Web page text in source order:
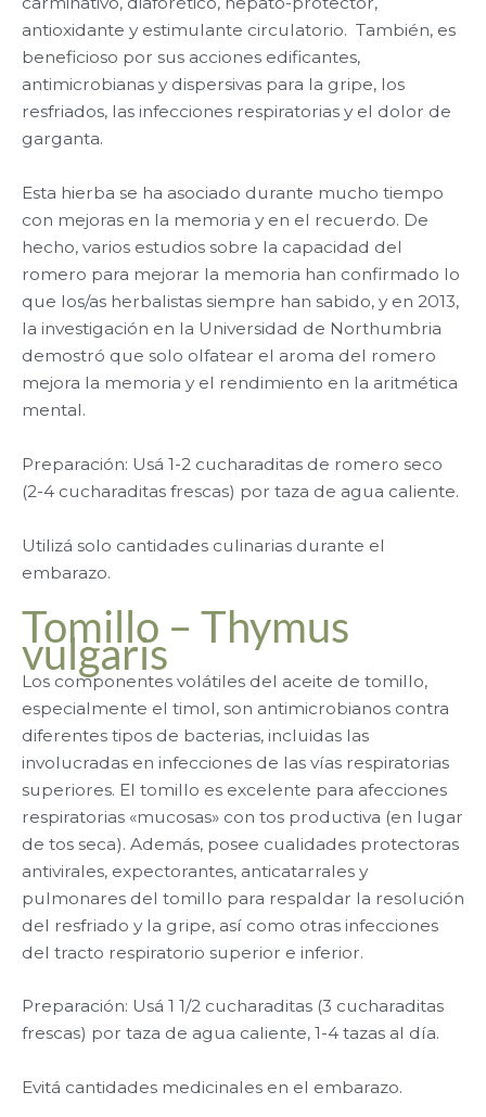
antioxidante y estimulante circulatorio. También, es
beneficioso por sus acciones edificantes,
antimicrobianas y dispersivas para la gripe, los
resfriados, las infecciones respiratorias y el dolor de
garganta.
Esta hierba se ha asociado durante mucho tiempo
con mejoras en la memoria y en el recuerdo. De
hecho, varios estudios sobre la capacidad del
romero para mejorar la memoria han confirmado lo
que los/as herbalistas siempre han sabido, y en 2013,
la investigación en la Universidad de Northumbria
demostró que solo olfatear el aroma del romero
mejora la memoria y el rendimiento en la aritmética
mental.
Preparación: Usá 1-2 cucharaditas de romero seco
(2-4 cucharaditas frescas) por taza de agua caliente.
Utilizá solo cantidades culinarias durante el
embarazo.
Tomillo – Thymus
vulgaris
Los componentes volátiles del aceite de tomillo,
especialmente el timol, son antimicrobianos contra
diferentes tipos de bacterias, incluidas las
involucradas en infecciones de las vías respiratorias
superiores. El tomillo es excelente para afecciones
respiratorias «mucosas» con tos productiva (en lugar
de tos seca). Además, posee cualidades protectoras
antivirales, expectorantes, anticatarrales y
pulmonares del tomillo para respaldar la resolución
del resfriado y la gripe, así como otras infecciones
del tracto respiratorio superior e inferior.
Preparación: Usá 1 1/2 cucharaditas (3 cucharaditas
frescas) por taza de agua caliente, 1-4 tazas al día.
Evitá cantidades medicinales en el embarazo.